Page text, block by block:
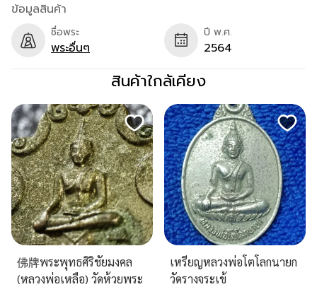
ข้อมูลสินค้า
ชื่อพระ
พระอื่นๆ
ปี พ.ศ.
2564
สินค้าใกล้เคียง
佛牌พระพุทธศิริชัยมงคล
(หลวงพ่อเหลือ) วัดห้วยพระ
เหรียญหลวงพ่อโตโลกนายก
วัดรางจระเข้